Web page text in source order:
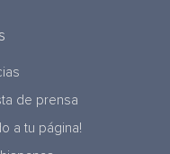
de prensa
a tu página!